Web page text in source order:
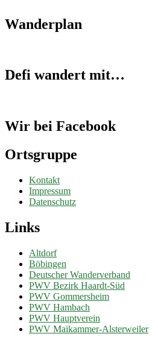
Wanderplan
Defi wandert mit…
Wir bei Facebook
Ortsgruppe
Kontakt
Impressum
Datenschutz
Links
Altdorf
Böbingen
Deutscher Wanderverband
PWV Bezirk Haardt-Süd
PWV Gommersheim
PWV Hambach
PWV Hauptverein
PWV Maikammer-Alsterweiler